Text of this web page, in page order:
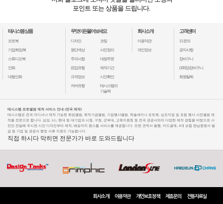
포인트 또는 상품을 드립니다.
태시스템 상품
포토북
기업/퇴임북
스튜디오북
인화
대형인화
무엇이든물어보세요
디자인
원단색상
주의사항
편집유형
규격정보
커버유형
코팅
사진정리
대량주문
제작기간
시안확인
태시스템의
기술력
회사소개
이용약관
개인정보
고객센터
1:1 문의
공지사항
장바구니
(100장)장바구니
회원탈퇴
태시스템 포토앨범 제작 서비스 안내 (전국 제작)
태시스템은 전국 어디서나 제작 가능한 퇴임앨범, 퇴직기념앨범, 기업행사앨범, 학술세미나 포토북, 심포지엄 및 포럼 행사 사진앨범 제
작을 전문으로 합니다. 삼성, LG, 현대 등 대기업과 시청, 구청, 군부대, 교육지원청 등 전국 관공서와의 다양한 제작 경험을 바탕으로 사
진만 전달해 주시면 시안 디자인부터 제작, 배송까지 원스톱 서비스를 제공합니다. 또한 견적서 발행, 카드결제, 4대 보험 완납증명서 발
급 등 기업 및 관공서 행정 서류 지원도 가능합니다.
직접 하시다 막히면 전문가가 바로 도와드립니다
회사소개 이용약관 개인보호정책 제휴문의 전용자료실